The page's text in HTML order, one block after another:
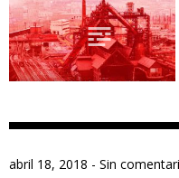
abril 18, 2018 - Sin